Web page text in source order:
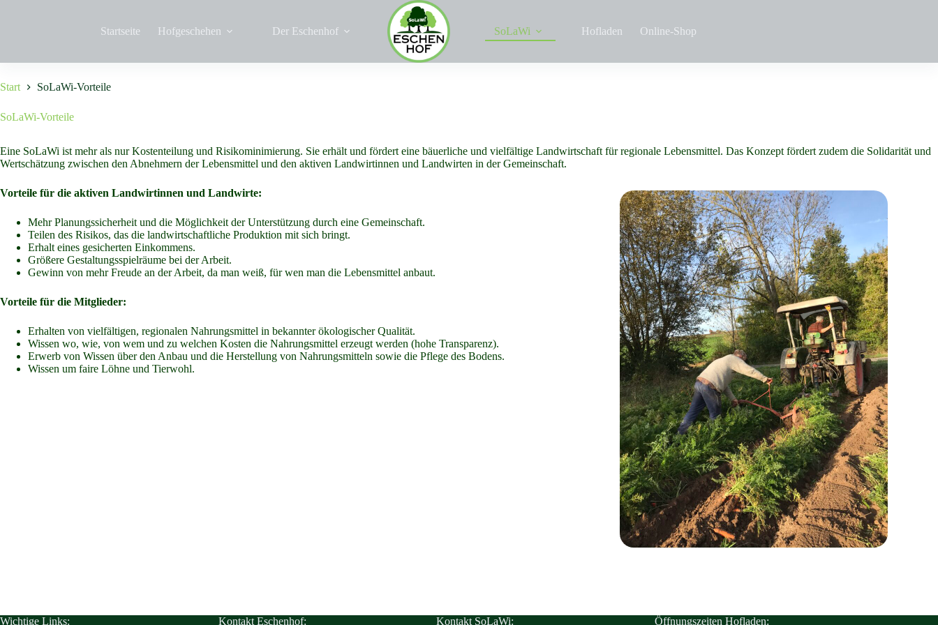
Startseite Hofgeschehen Der Eschenhof SoLaWi Hofladen Online-Shop
Start SoLaWi-Vorteile
SoLaWi-Vorteile
Eine SoLaWi ist mehr als nur Kostenteilung und Risikominimierung. Sie erhält und fördert eine bäuerliche und vielfältige Landwirtschaft für regionale Lebensmittel. Das Konzept fördert zudem die Solidarität und
Wertschätzung zwischen den Abnehmern der Lebensmittel und den aktiven Landwirtinnen und Landwirten in der Gemeinschaft.
Vorteile für die aktiven Landwirtinnen und Landwirte:
Mehr Planungssicherheit und die Möglichkeit der Unterstützung durch eine Gemeinschaft.
Teilen des Risikos, das die landwirtschaftliche Produktion mit sich bringt.
Erhalt eines gesicherten Einkommens.
Größere Gestaltungsspielräume bei der Arbeit.
Gewinn von mehr Freude an der Arbeit, da man weiß, für wen man die Lebensmittel anbaut.
Vorteile für die Mitglieder:
Erhalten von vielfältigen, regionalen Nahrungsmittel in bekannter ökologischer Qualität.
Wissen wo, wie, von wem und zu welchen Kosten die Nahrungsmittel erzeugt werden (hohe Transparenz).
Erwerb von Wissen über den Anbau und die Herstellung von Nahrungsmitteln sowie die Pflege des Bodens.
Wissen um faire Löhne und Tierwohl.
Wichtige Links: Kontakt Eschenhof: Kontakt SoLaWi: Öffnungszeiten Hofladen: